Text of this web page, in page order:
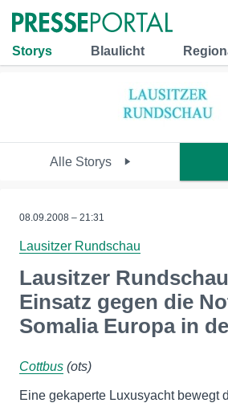
Storys Blaulicht
Alle Storys
08.09.2008 – 21:31
Lausitzer Rundschau
Lausitzer
Einsatz gegen die
Somalia Europa in
Cottbus (ots)
Eine gekaperte Luxusyacht bewegt